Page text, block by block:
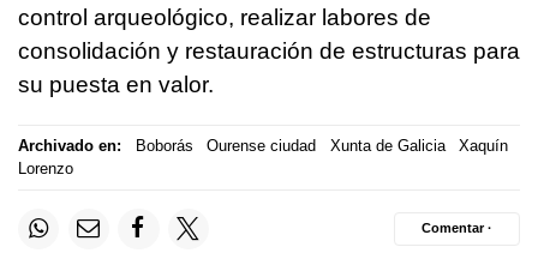
control arqueológico, realizar labores de
consolidación y restauración de estructuras para
su puesta en valor.
Archivado en: Boborás Ourense ciudad Xunta de Galicia
Xaquín
Lorenzo
Comentar ·